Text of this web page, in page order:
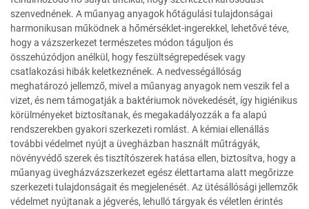
szenvednének. A műanyag anyagok hőtágulási tulajdonságai
harmonikusan működnek a hőmérséklet-ingerekkel, lehetővé téve,
hogy a vázszerkezet természetes módon táguljon és
összehúzódjon anélkül, hogy feszültségrepedések vagy
csatlakozási hibák keletkeznének. A nedvességállóság
meghatározó jellemző, mivel a műanyag anyagok nem veszik fel a
vizet, és nem támogatják a baktériumok növekedését, így higiénikus
körülményeket biztosítanak, és megakadályozzák a fa alapú
rendszerekben gyakori szerkezeti romlást. A kémiai ellenállás
további védelmet nyújt a üvegházban használt műtrágyák,
növényvédő szerek és tisztítószerek hatása ellen, biztosítva, hogy a
műanyag üvegházvázszerkezet egész élettartama alatt megőrizze
szerkezeti tulajdonságait és megjelenését. Az ütésállósági jellemzők
védelmet nyújtanak a jégverés, lehulló tárgyak és véletlen érintés